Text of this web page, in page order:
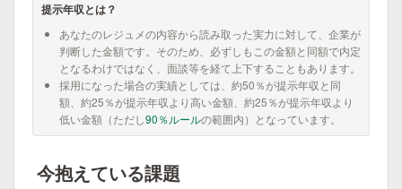
提示年収とは？
あなたのレジュメの内容から読み取った実力に対して、企業が
判断した金額です。そのため、必ずしもこの金額と同額で内定
となるわけではなく、面談等を経て上下することもあります。
採用になった場合の実績としては、約50％が提示年収と同
額、約25％が提示年収より高い金額、約25％が提示年収より
低い金額（ただし90％ルールの範囲内）となっています。
今抱えている課題